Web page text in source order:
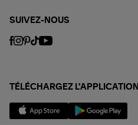
SUIVEZ-NOUS
TÉLÉCHARGEZ L'APPLICATION